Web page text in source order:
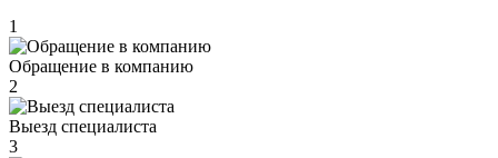
1
Обращение в компанию
2
Выезд специалиста
3